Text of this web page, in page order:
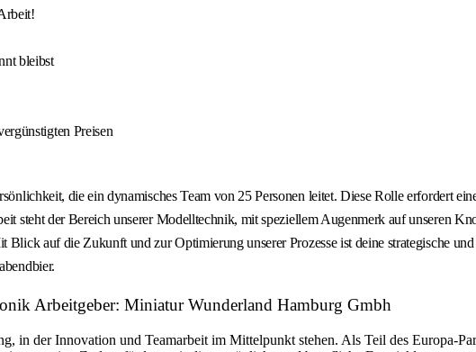
bleibst
Preisen
die ein dynamisches Team von 25 Personen leitet. Diese Rolle erfordert
steht der Bereich unserer Modelltechnik, mit speziellem Augenmerk auf unseren
auf die Zukunft und zur Optimierung unserer Prozesse ist deine strategische
Arbeitgeber: Miniatur Wunderland Hamburg Gmbh
in der Innovation und Teamarbeit im Mittelpunkt stehen. Als Teil des Europa-